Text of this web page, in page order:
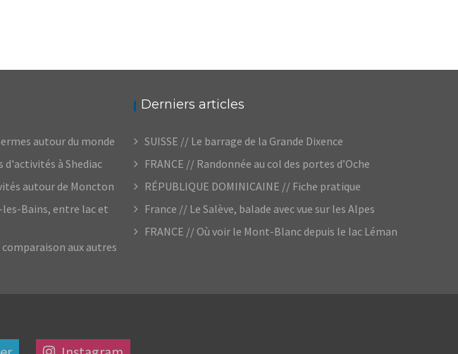
autour du monde
d'activités à Shediac
autour de Moncton
les-Bains, entre lac et
comparaison aux autres
Derniers articles
SUISSE // Le barrage de la Grande Dixence
FRANCE // Randonnée au col des portes d’Oche
RÉPUBLIQUE DOMINICAINE // Fiche pratique
France // Le Salève, balade avec vue sur les Alpes
FRANCE // Où voir le Mont-Blanc depuis le lac Léman